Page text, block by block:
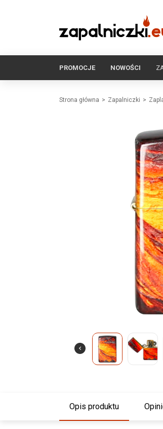
PROMOCJE NOWOŚCI
Strona główna Zapalniczki
Opis produktu